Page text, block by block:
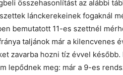
összehasonlítást az alábbi
lánckerekeinek fogaknál
bemutatott 11-es szettnél
taljánok már a kilencvenes
zavarba hozni tíz évvel
lepődnek meg: már a 9-es